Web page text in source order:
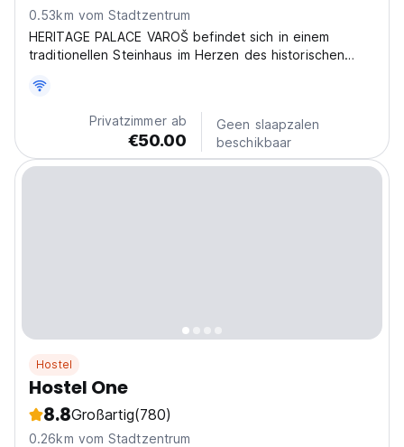
0.53km vom Stadtzentrum
HERITAGE PALACE VAROŠ befindet sich in einem
traditionellen Steinhaus im Herzen des historischen
Privatzimmer ab
€50.00
Geen slaapzalen
beschikbaar
Hostel
Hostel One
8.8Großartig(780)
0.26km vom Stadtzentrum